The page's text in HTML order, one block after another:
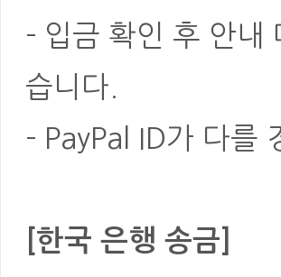
- 입금 확인 후 안내
습니다.
- PayPal ID가 다를
[한국 은행 송금]